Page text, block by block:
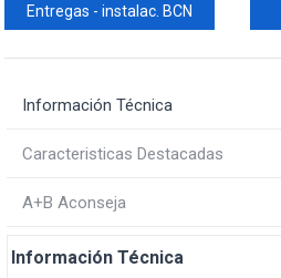
Entregas - instalac. BCN
Información Técnica
Caracteristicas Destacadas
A+B Aconseja
Información Técnica